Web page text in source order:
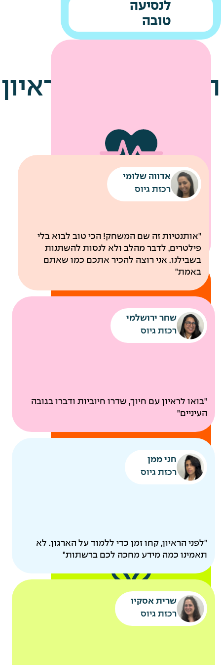
לנסיעה
טובה
שירותי מוניות לחניונים
רכבת קלה עד למשרדי החברה
לבריאות
ביטוח בריאות קולקטיבי
בדיקות רפואיות תקופתיות
הורים
קייטנות מסובסדות
אקסטרא חופש להורים
לאחר ותק של שנה
הטיפים שלנו לראיון
אדווה שלומי
רכזת גיוס
"אותנטיות זה שם המשחק! הכי טוב לבוא בלי
פילטרים, לדבר מהלב ולא לנסות להשתנות
בשבילנו. אני רוצה להכיר אתכם כמו שאתם
באמת"
שחר ירושלמי
רכזת גיוס
"בואו לראיון עם חיוך, שדרו חיוביות ודברו בגובה
העיניים"
חני ממן
רכזת גיוס
"לפני הראיון, קחו זמן כדי ללמוד על הארגון. לא
תאמינו כמה מידע מחכה לכם ברשתות"
שרית אסקיו
רכזת גיוס